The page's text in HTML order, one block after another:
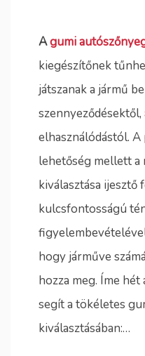
Agumi
kiegészítőnek
játszanak a jármű
elhasználódástól.
lehetőség mellett a
kiválasztása ijesztő
kulcsfontosságú
hogy járműve
hozza meg. Íme
segít a tökéletes
kiválasztásában:…